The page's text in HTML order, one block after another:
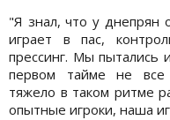
"Я знал, что у днепрян
играет в пас,
прессинг. Мы пытались
первом тайме не все
тяжело в таком ритме
опытные игроки, наша